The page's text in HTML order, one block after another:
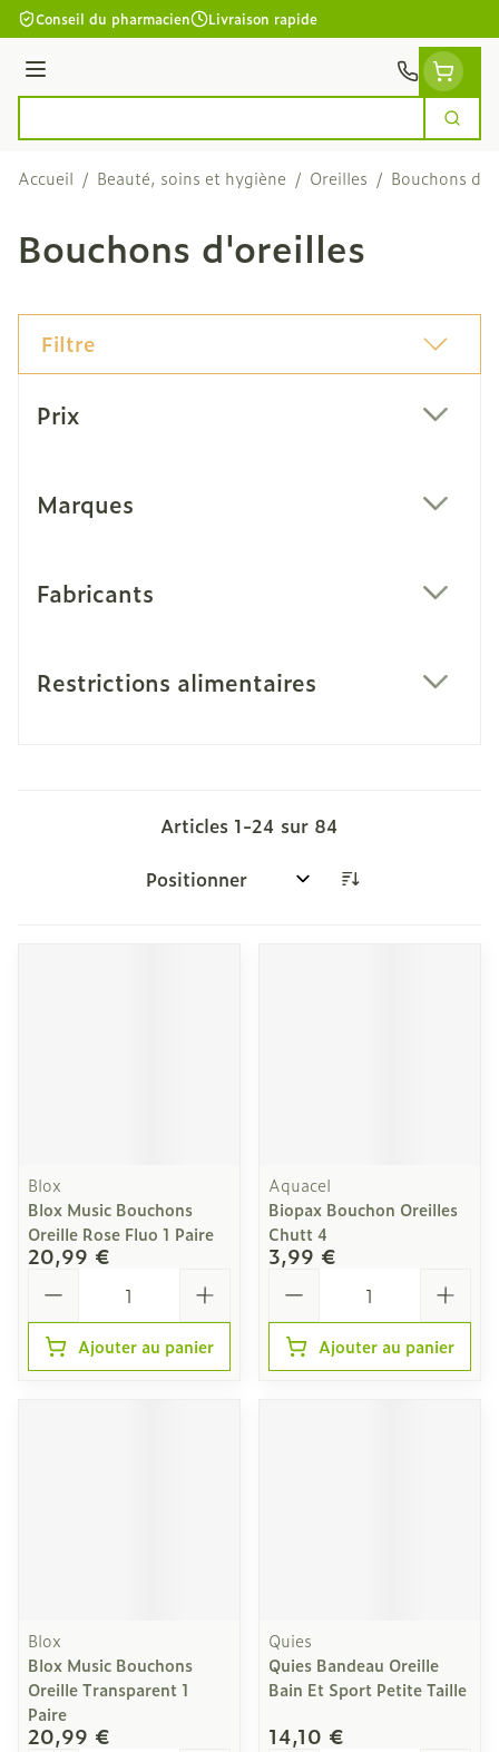
Aller au contenu
Conseil du pharmacien Livraison rapide
Menu
Accueil / Beauté, soins et hygiène / Oreilles / Bouchons
Bouchons d'oreilles
Filtre
Prix
Marques
Fabricants
Restrictions alimentaires
Articles 1-24 sur 84
Trier par:
Blox
Blox Music Bouchons
Oreille Rose Fluo 1 Paire
20,99 €
Ajouter au panier
Aquacel
Biopax Bouchon Oreilles
Chutt 4
3,99 €
Ajouter au panier
Blox
Blox Music Bouchons
Oreille Transparent 1
Paire
20,99 €
Quies
Quies Bandeau Oreille
Bain Et Sport Petite Taille
14,10 €